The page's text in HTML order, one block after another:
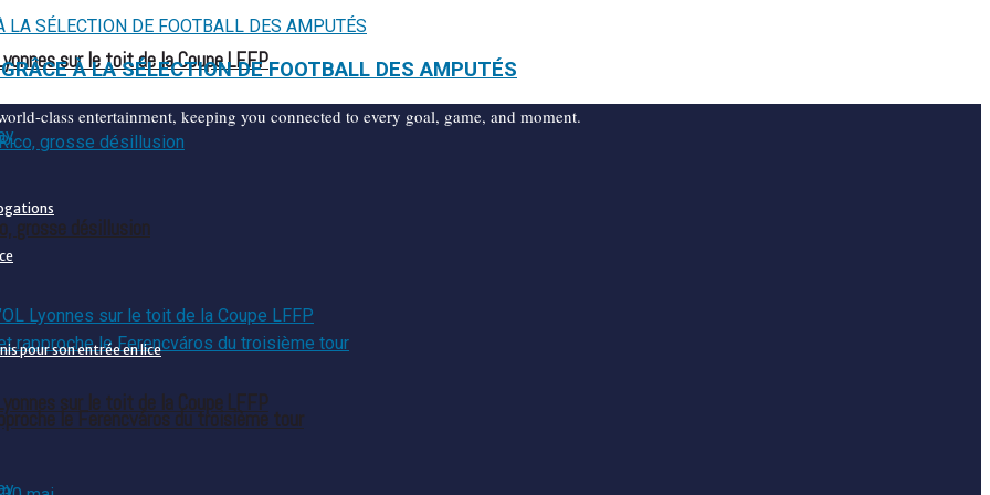
grosse désillusion
sur le toit de la Coupe LFFP
sur le toit de la Coupe LFFP
le Ferencváros du troisième tour
À LA SÉLECTION DE FOOTBALL DES AMPUTÉS
class entertainment, keeping you connected to every goal, game, and moment.
pour son entrée en lice